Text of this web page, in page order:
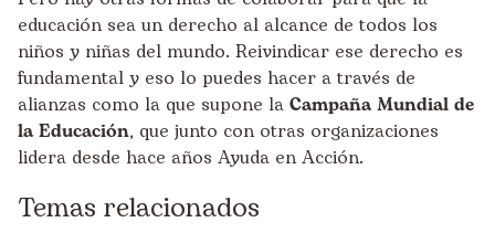
educación sea un derecho al alcance de todos los
niños y niñas del mundo. Reivindicar ese derecho es
fundamental y eso lo puedes hacer a través de
alianzas como la que supone la Campaña Mundial de
la Educación, que junto con otras organizaciones
lidera desde hace años Ayuda en Acción.
Temas relacionados